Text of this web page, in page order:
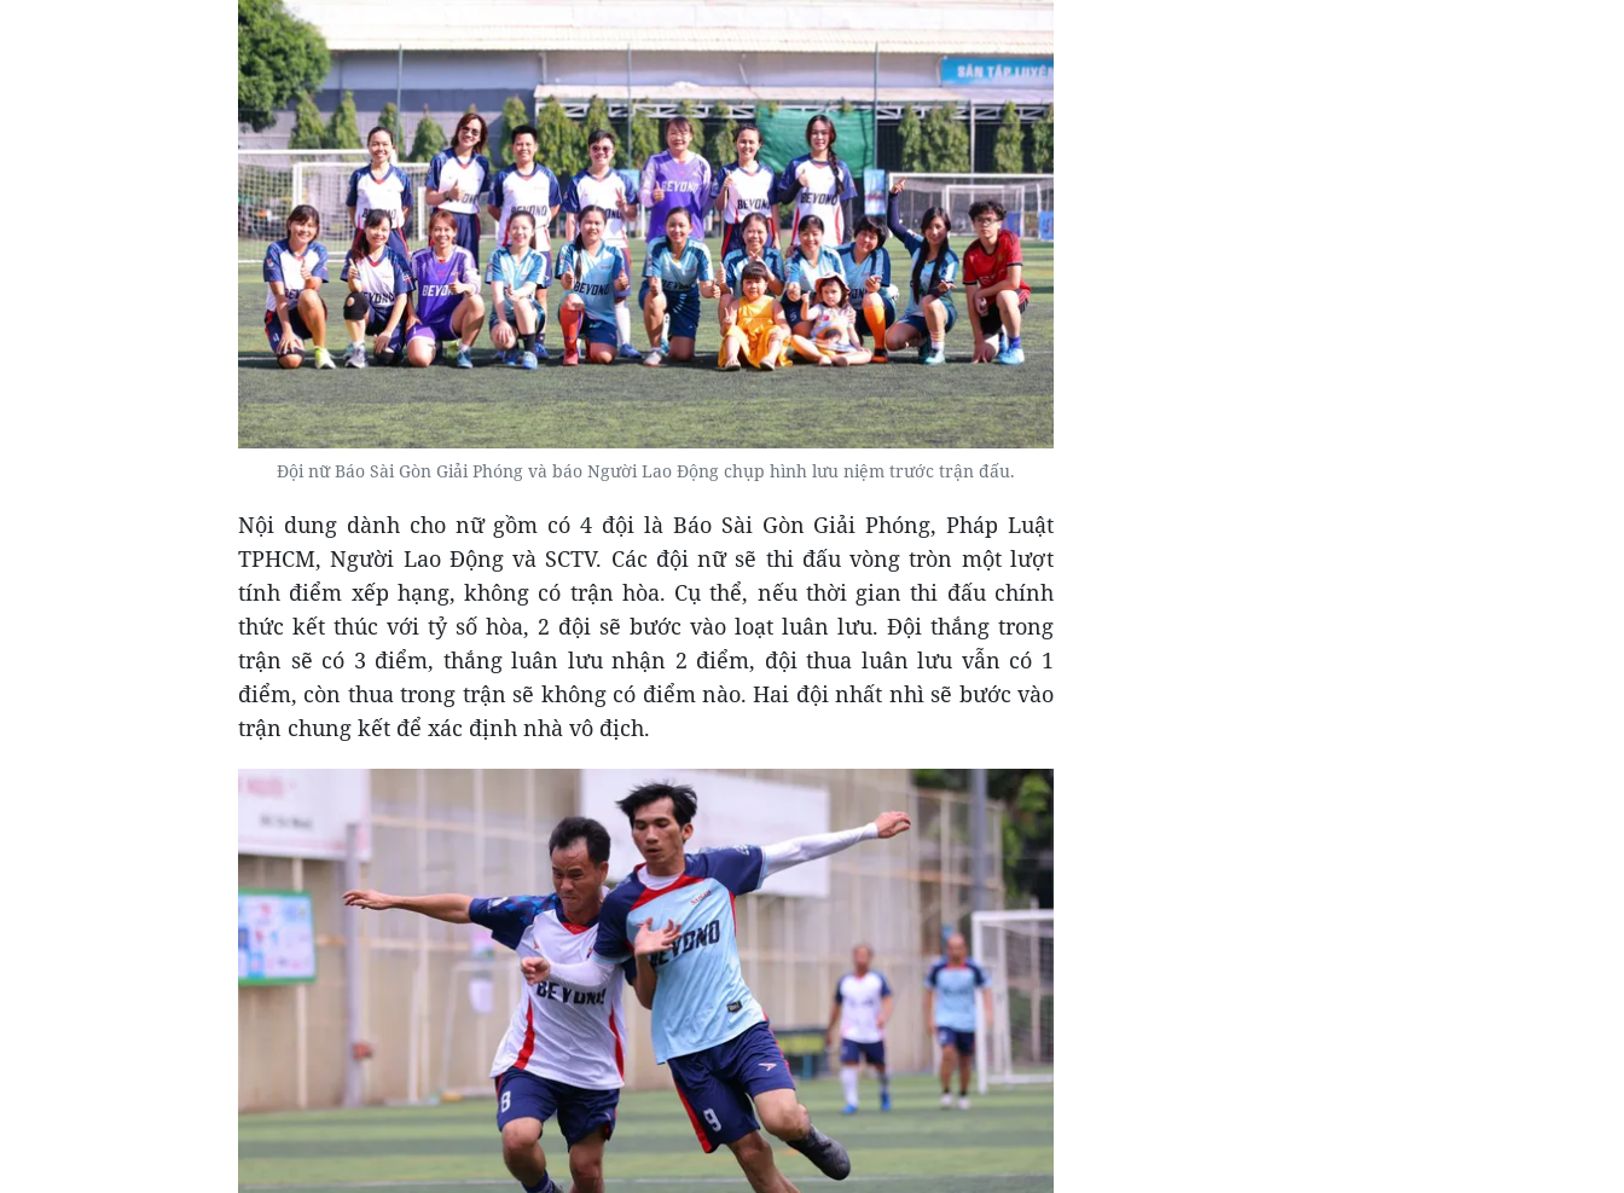
Đội nữ Báo Sài Gòn Giải Phóng và báo Người Lao Động chụp hình lưu niệm trước trận đấu.
Nội dung dành cho nữ gồm có 4 đội là Báo Sài Gòn Giải Phóng, Pháp Luật
TPHCM, Người Lao Động và SCTV. Các đội nữ sẽ thi đấu vòng tròn một lượt
tính điểm xếp hạng, không có trận hòa. Cụ thể, nếu thời gian thi đấu chính
thức kết thúc với tỷ số hòa, 2 đội sẽ bước vào loạt luân lưu. Đội thắng trong
trận sẽ có 3 điểm, thắng luân lưu nhận 2 điểm, đội thua luân lưu vẫn có 1
điểm, còn thua trong trận sẽ không có điểm nào. Hai đội nhất nhì sẽ bước vào
trận chung kết để xác định nhà vô địch.